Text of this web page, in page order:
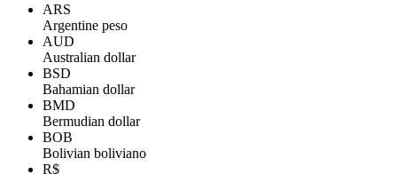
ARS
Argentine peso
AUD
Australian dollar
BSD
Bahamian dollar
BMD
Bermudian dollar
BOB
Bolivian boliviano
R$